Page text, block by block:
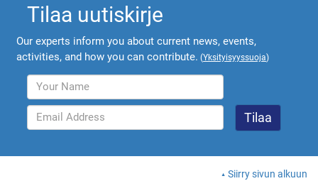
Tilaa uutiskirje
Our experts inform you about current news, events,
activities, and how you can contribute. (Yksityisyyssuoja)
Siirry sivun alkuun